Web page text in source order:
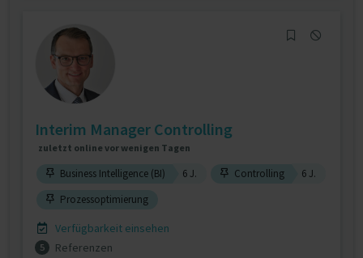
Interim Manager Controlling
zuletzt online vor wenigen Tagen
Business Intelligence (BI) 6 J. Controlling
6 J.
Prozessoptimierung
Verfügbarkeit einsehen
5
Referenzen